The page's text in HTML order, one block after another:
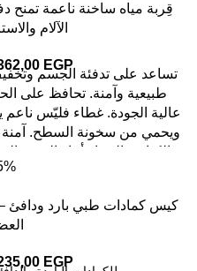
قِربة مياه ساخنة ناعمة تمنح
الآلام
EGP
تساعد على تدفئة الجسم
طبيعية وآمنة. تحافظ على
ويحمي من سخونة السطح. آمنة
الكبار، والنساء أثناء الدورة
كيس كمادات طبي بارد ودافئ –
EGP